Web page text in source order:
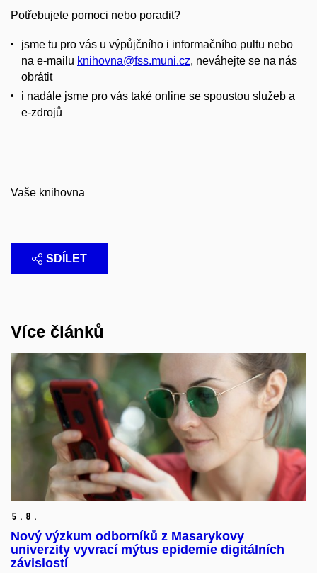
Potřebujete pomoci nebo poradit?
jsme tu pro vás u výpůjčního i informačního pultu nebo
na e-mailu knihovna@fss.muni.cz, neváhejte se na nás
obrátit
i nadále jsme pro vás také online se spoustou služeb a
e-zdrojů
Vaše knihovna
SDÍLET
Více článků
5. 8.
Nový výzkum odborníků z Masarykovy
univerzity vyvrací mýtus epidemie digitálních
závislostí